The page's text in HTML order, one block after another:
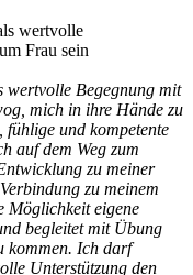
wertvolle
Frau sein
wertvolle Begegnung mit
mich in ihre Hände zu
fühlige und kompetente
auf dem Weg zum
zu meiner
zu meinem
Möglichkeit eigene
begleitet mit Übung
kommen. Ich darf
Unterstützung den